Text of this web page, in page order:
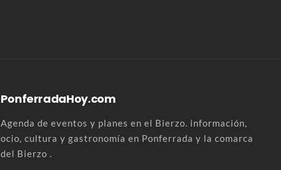
PonferradaHoy.com
Agenda de eventos y planes en el Bierzo. información,
ocio, cultura y gastronomía en Ponferrada y la comarca
del Bierzo .